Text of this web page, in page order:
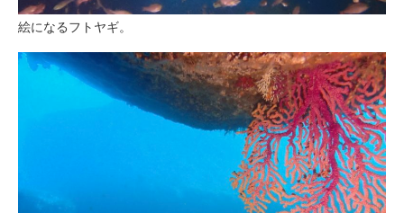
絵になるフトヤギ。